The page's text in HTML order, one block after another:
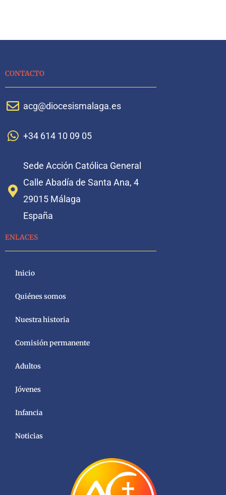
CONTACTO
acg@diocesismalaga.es
+34 614 10 09 05
Sede Acción Católica General
Calle Abadía de Santa Ana, 4
29015 Málaga
España
ENLACES
Inicio
Quiénes somos
Nuestra historia
Comisión permanente
Adultos
Jóvenes
Infancia
Noticias